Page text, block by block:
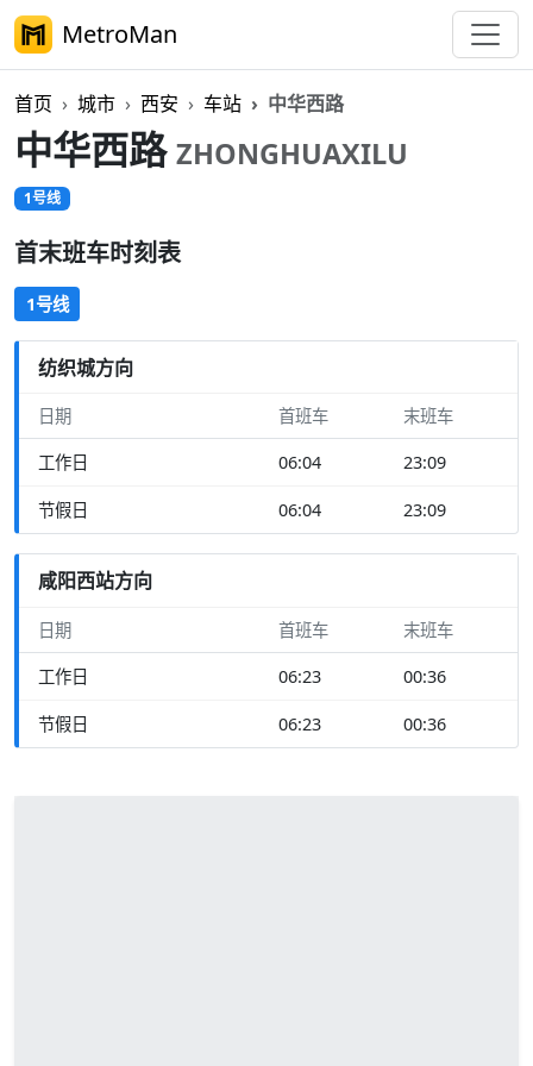
MetroMan
首页 城市 西安 车站 中华西路
中华西路 ZHONGHUAXILU
1号线
首末班车时刻表
1号线
纺织城方向
日期 首班车 末班车
工作日 06:04 23:09
节假日 06:04 23:09
咸阳西站方向
日期 首班车 末班车
工作日 06:23 00:36
节假日 06:23 00:36